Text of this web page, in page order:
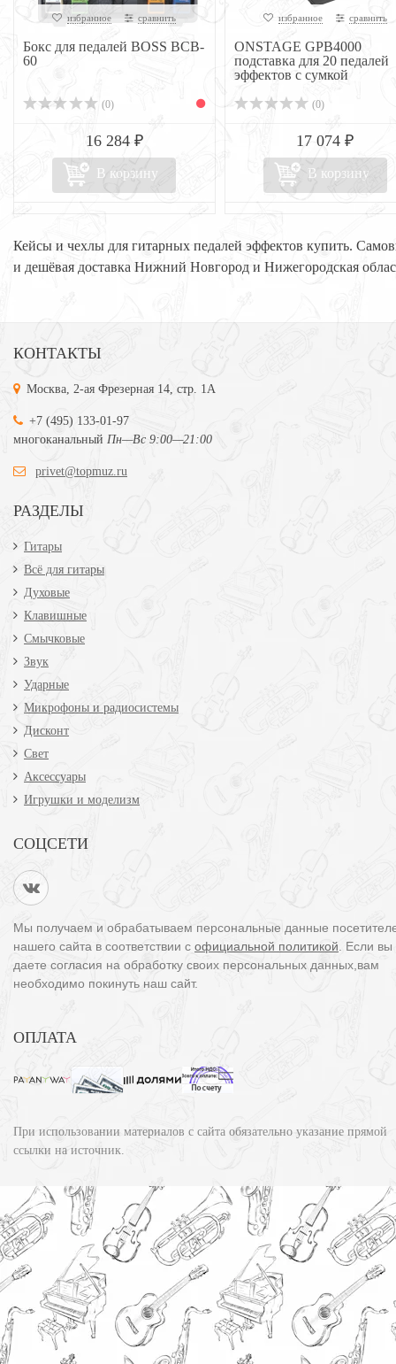
избранное сравнить
Бокс для педалей BOSS BCB-
60
(0)
16 284 ₽
В корзину
избранное сравнить
ONSTAGE GPB4000
подставка для 20 педалей
эффектов с сумкой
(0)
17 074 ₽
В корзину
Кейсы и чехлы для гитарных педалей эффектов купить.
и дешёвая доставка Нижний Новгород и Нижегородская
КОНТАКТЫ
Москва, 2-ая Фрезерная 14, стр. 1А
+7 (495) 133-01-97
многоканальный Пн—Вс 9:00—21:00
privet@topmuz.ru
РАЗДЕЛЫ
Гитары
Всё для гитары
Духовые
Клавишные
Смычковые
Звук
Ударные
Микрофоны и радиосистемы
Дисконт
Свет
Аксессуары
Игрушки и моделизм
СОЦСЕТИ
Мы получаем и обрабатываем персональные данные
нашего сайта в соответствии с официальной политикой . Если
даете согласия на обработку своих персональных данных,вам
необходимо покинуть наш сайт.
ОПЛАТА
При использовании материалов с сайта обязательно указание прямой
ссылки на источник.